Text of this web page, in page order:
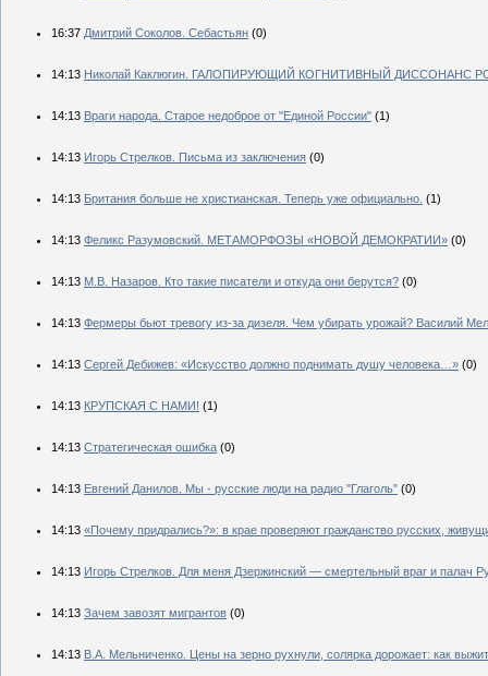
16:37 Дмитрий Соколов. Себастьян (0)
14:13 Николай Каклюгин. ГАЛОПИРУЮЩИЙ КОГНИТИВНЫЙ ДИССОНАНС
14:13 Враги народа. Старое недоброе от "Единой России" (1)
14:13 Игорь Стрелков. Письма из заключения (0)
14:13 Британия больше не христианская. Теперь уже официально. (1)
14:13 Феликс Разумовский. МЕТАМОРФОЗЫ «НОВОЙ ДЕМОКРАТИИ» (0)
14:13 М.В. Назаров. Кто такие писатели и откуда они берутся? (0)
14:13 Фермеры бьют тревогу из-за дизеля. Чем убирать урожай? Василий
14:13 Сергей Дебижев: «Искусство должно поднимать душу человека…» (0)
14:13 КРУПСКАЯ С НАМИ! (1)
14:13 Стратегическая ошибка (0)
14:13 Евгений Данилов. Мы - русские люди на радио "Глаголь" (0)
14:13 «Почему придрались?»: в крае проверяют гражданство русских,
14:13 Игорь Стрелков. Для меня Дзержинский — смертельный враг и палач
14:13 Зачем завозят мигрантов (0)
14:13 В.А. Мельниченко. Цены на зерно рухнули, солярка дорожает: как